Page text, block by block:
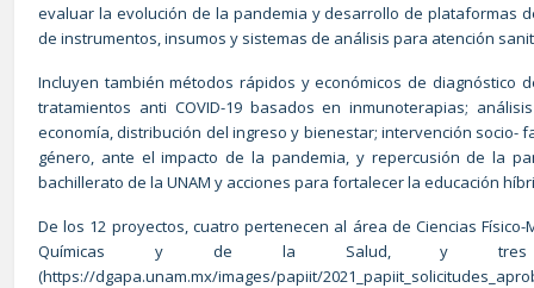
evaluar la evolución de la pandemia y desarrollo de plataformas
de instrumentos, insumos y sistemas de análisis para atención
Incluyen también métodos rápidos y económicos de diagnóstico
tratamientos anti COVID-19 basados en inmunoterapias;
economía, distribución del ingreso y bienestar; intervención socio-
género, ante el impacto de la pandemia, y repercusión de la
bachillerato de la UNAM y acciones para fortalecer la educación
De los 12 proyectos, cuatro pertenecen al área de Ciencias Físico-
Químicas y de la Salud, y tres
(https://dgapa.unam.mx/images/papiit/